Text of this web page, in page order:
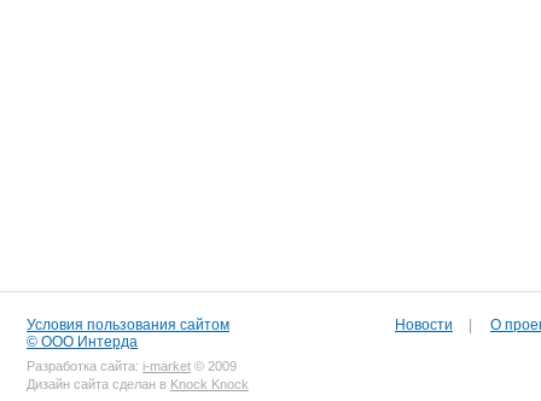
Условия пользования сайтом
© ООО Интерда
Разработка сайта: i-market © 2009
Дизайн сайта сделан в Knock Knock
Новости О